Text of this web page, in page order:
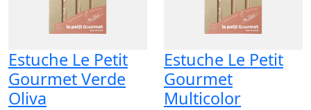
Estuche Le Petit
Gourmet Verde
Oliva
Estuche Le Petit
Gourmet
Multicolor